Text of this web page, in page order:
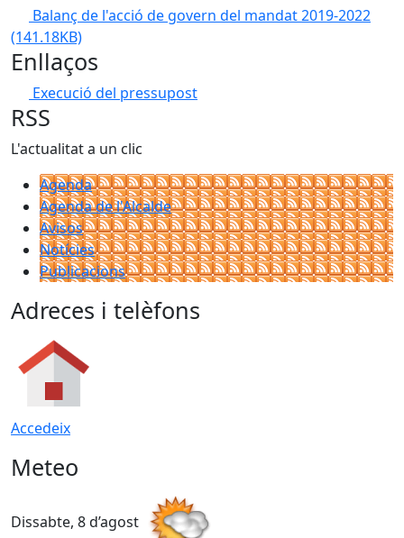
Balanç de l'acció de govern del mandat 2019-2022
(141.18KB)
Enllaços
Execució del pressupost
RSS
L'actualitat a un clic
Agenda
Agenda de l'Alcalde
Avisos
Notícies
Publicacions
Adreces i telèfons
Accedeix
Meteo
Dissabte, 8 d’agost